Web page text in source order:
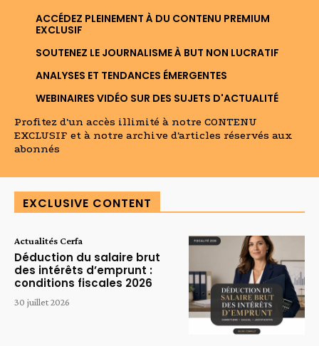
ACCÉDEZ PLEINEMENT À DU CONTENU PREMIUM
EXCLUSIF
SOUTENEZ LE JOURNALISME À BUT NON LUCRATIF
ANALYSES ET TENDANCES ÉMERGENTES
WEBINAIRES VIDÉO SUR DES SUJETS D'ACTUALITÉ
Profitez d'un accès illimité à notre CONTENU
EXCLUSIF et à notre archive d'articles réservés aux
abonnés
EXCLUSIVE CONTENT
Actualités Cerfa
Déduction du salaire brut
des intérêts d’emprunt :
conditions fiscales 2026
30 juillet 2026